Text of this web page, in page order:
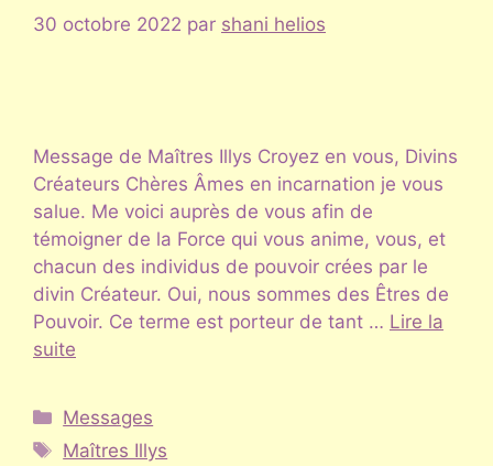
30 octobre 2022 par shani helios
Message de Maîtres Illys Croyez en vous, Divins
Créateurs Chères Âmes en incarnation je vous
salue. Me voici auprès de vous afin de
témoigner de la Force qui vous anime, vous, et
chacun des individus de pouvoir crées par le
divin Créateur. Oui, nous sommes des Êtres de
Pouvoir. Ce terme est porteur de tant … Lire la
suite
Catégories
Messages
Étiquettes
Maîtres Illys